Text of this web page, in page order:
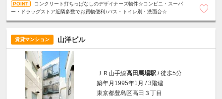
コンクリート打ちっぱなしのデザイナーズ物件☆コンビニ・スーパ
ー・ドラッグストア近隣多数でお買物便利♪バス・トイレ別・洗面台☆
賃貸マンション 山洋ビル
ＪＲ山手線高田馬場駅 / 徒歩5分
築年月1995年1月 / 3階建
東京都豊島区高田３丁目